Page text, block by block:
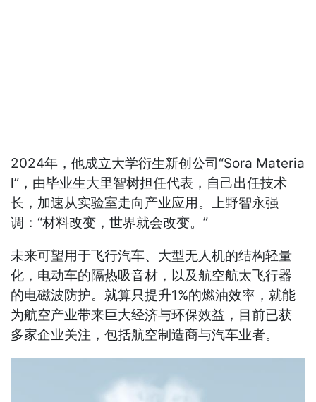
2024年，他成立大学衍生新创公司“Sora Materia
l”，由毕业生大里智树担任代表，自己出任技术
长，加速从实验室走向产业应用。上野智永强
调：“材料改变，世界就会改变。”
未来可望用于飞行汽车、大型无人机的结构轻量
化，电动车的隔热吸音材，以及航空航太飞行器
的电磁波防护。就算只提升1%的燃油效率，就能
为航空产业带来巨大经济与环保效益，目前已获
多家企业关注，包括航空制造商与汽车业者。